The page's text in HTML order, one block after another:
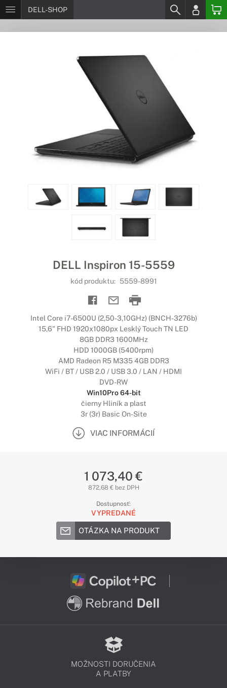
DELL-SHOP
DELL Inspiron 15-5559
kód produktu: 5559-8991
Intel Core i7-6500U (2,50-3,10GHz) (BNCH-3276b)
15,6" FHD 1920x1080px Lesklý Touch TN LED
8GB DDR3 1600MHz
HDD 1000GB (5400rpm)
AMD Radeon R5 M335 4GB DDR3
WiFi / BT / USB 2.0 / USB 3.0 / LAN / HDMI
DVD-RW
Win10Pro 64-bit
čierny Hliník a plast
3r (3r) Basic On-Site
VIAC INFORMÁCIÍ
1 073,40 €
872,68 € bez DPH
Dostupnosť:
VYPREDANÉ
OTÁZKA NA PRODUKT
MOŽNOSTI DORUČENIA
A PLATBY